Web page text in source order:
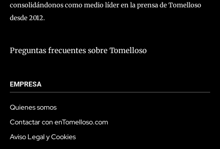
consolidándonos como medio líder en la prensa de Tomelloso
desde 2012.
Preguntas frecuentes sobre Tomelloso
EMPRESA
Quienes somos
Contactar con enTomelloso.com
Aviso Legal y Cookies